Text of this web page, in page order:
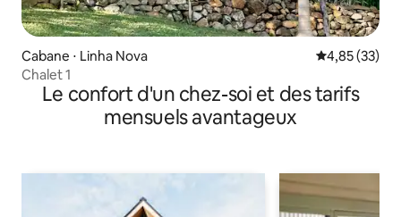
Cabane ⋅ Linha Nova Évaluation
4,85 (33)
Chalet 1
Le confort d'un chez-soi et des tarifs
mensuels avantageux